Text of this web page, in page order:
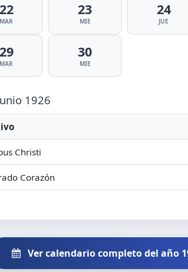
22
MAR
23
MIE
24
JUE
29
MAR
30
MIE
1926
Christi
Corazón
Ver calendario completo del año